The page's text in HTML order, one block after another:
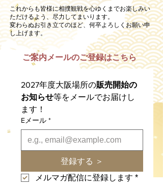
これからも皆様に相撲観戦を心ゆくまでお楽しみい
ただけるよう、尽力してまいります。
変わらぬお引き立てのほど、何卒よろしくお願い申
し上げます。
ご案内メールのご登録はこちら
2027年度大阪場所の販売開始の
お知らせ等をメールでお届けし
ます！
Eメール *
登録する ＞
メルマガ配信に登録します *